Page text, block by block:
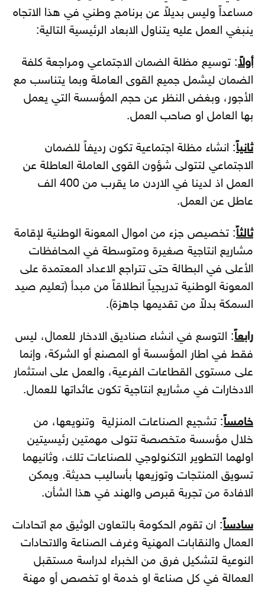
مساعداً وليس بديلاً عن برنامج وطني في هذا الاتجاه
ينبغي العمل عليه يتناول الابعاد الرئيسية التالية:
أولاً: توسيع مظلة الضمان الاجتماعي ومراجعة كلفة
الضمان ليشمل جميع القوى العاملة وبما يتناسب مع
الأجور، وبغض النظر عن حجم المؤسسة التي يعمل
بها العامل او صاحب العمل.
ثانياً: انشاء مظلة اجتماعية تكون رديفاً للضمان
الاجتماعي لتتولى شؤون القوى العاملة العاطلة عن
العمل اذ لدينا في الاردن ما يقرب من 400 الف
عاطل عن العمل.
ثالثاً: تخصيص جزء من اموال المعونة الوطنية لإقامة
مشاريع انتاجية صغيرة ومتوسطة في المحافظات
الأعلى في البطالة حتى تتراجع الاعداد المعتمدة على
المعونة الوطنية تدريجياً انطلاقاً من مبدأ (تعليم صيد
السمكة بدلاً من تقديمها جاهزة).
رابعاً: التوسع في انشاء صناديق الادخار للعمال، ليس
فقط في اطار المؤسسة أو المصنع أو الشركة، وإنما
على مستوى القطاعات الفرعية، والعمل على استثمار
الادخارات في مشاريع انتاجية تكون عائداتها للعمال.
خامساً: تشجيع الصناعات المنزلية وتنويعها، من
خلال مؤسسة متخصصة تتولى مهمتين رئيسيتين
اولهما التطوير التكنولوجي للصناعات تلك، وثانيهما
تسويق المنتجات وتوزيعها بأساليب حديثة. ويمكن
الافادة من تجربة قبرص والهند في هذا الشأن.
سادساً: ان تقوم الحكومة بالتعاون الوثيق مع اتحادات
العمال والنقابات المهنية وغرف الصناعة والاتحادات
النوعية لتشكيل فرق من الخبراء لدراسة مستقبل
العمالة في كل صناعة او خدمة او تخصص أو مهنة